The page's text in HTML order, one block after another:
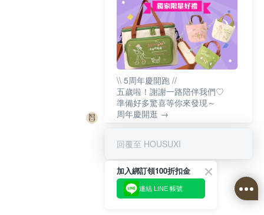
\\ 5周年慶開跑 //
五歲啦！謝謝一路陪伴我們♡
準備好多驚喜等你來發現～
周年慶開逛 →
回覆至 HOUSUXI
加入綁訂領100折扣金
連結 LINE 帳號